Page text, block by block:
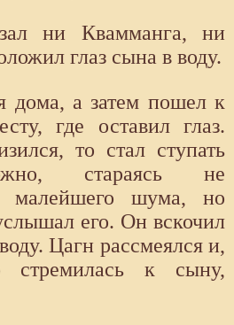
ни Квамманга, ни
глаз сына в воду.
дома, а затем пошел к
где оставил глаз.
то стал ступать
стараясь не
малейшего шума, но
его. Он вскочил
Цагн рассмеялся и,
стремилась к сыну,